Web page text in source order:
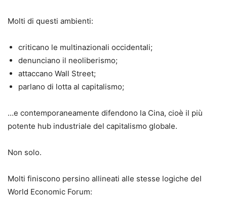
Molti di questi ambienti:
criticano le multinazionali occidentali;
denunciano il neoliberismo;
attaccano Wall Street;
parlano di lotta al capitalismo;
…e contemporaneamente difendono la Cina, cioè il più
potente hub industriale del capitalismo globale.
Non solo.
Molti finiscono persino allineati alle stesse logiche del
World Economic Forum: